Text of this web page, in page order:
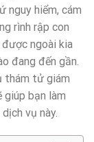
nguy hiểm, cám
rình rập con
ngoài kia
đang đến gần.
thám tử giám
giúp bạn làm
vụ này.